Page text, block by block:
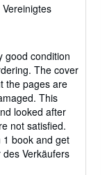
good condition
The cover
the pages are
This
looked after
not satisfied.
book and get
Verkäufers